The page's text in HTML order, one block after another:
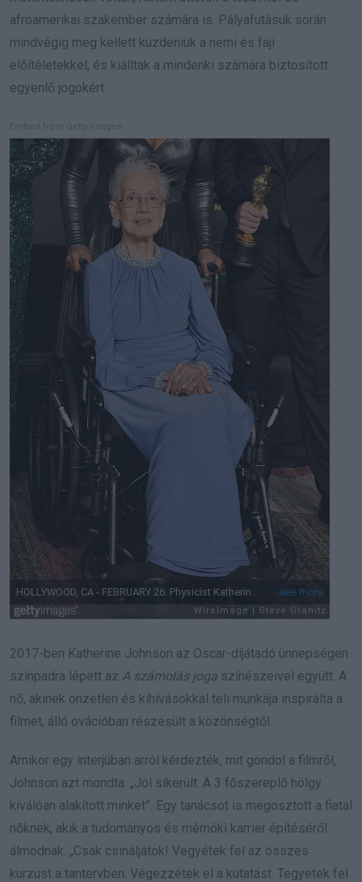
afroamerikai szakember számára is. Pályafutásuk során
mindvégig meg kellett küzdeniük a nemi és faji
előítéletekkel, és kiálltak a mindenki számára biztosított
egyenlő jogokért.
2017-ben Katherine Johnson az Oscar-díjátadó ünnepségen
színpadra lépett az A számolás joga színészeivel együtt. A
nő, akinek önzetlen és kihívásokkal teli munkája inspirálta a
filmet, álló ovációban részesült a közönségtől.
Amikor egy interjúban arról kérdezték, mit gondol a filmről,
Johnson azt mondta: „Jól sikerült. A 3 főszereplő hölgy
kiválóan alakított minket”. Egy tanácsot is megosztott a fiatal
nőknek, akik a tudományos és mérnöki karrier építéséről
álmodnak. „Csak csináljátok! Vegyétek fel az összes
kurzust a tantervben. Végezzétek el a kutatást. Tegyetek fel